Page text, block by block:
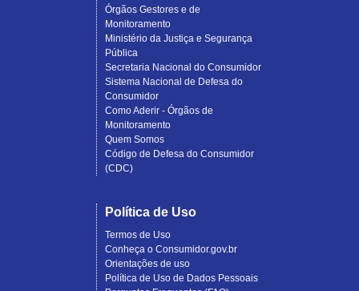
Órgãos Gestores e de
Monitoramento
Ministério da Justiça e Segurança
Pública
Secretaria Nacional do Consumidor
Sistema Nacional de Defesa do
Consumidor
Como Aderir - Órgãos de
Monitoramento
Quem Somos
Código de Defesa do Consumidor
(CDC)
Política de Uso
Termos de Uso
Conheça o Consumidor.gov.br
Orientações de uso
Política de Uso de Dados Pessoais